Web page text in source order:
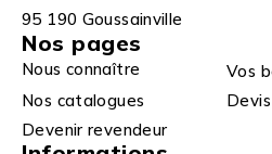
95 190 Goussainville
Nos pages
Nous connaître
Vos
Nos catalogues
Devenir revendeur